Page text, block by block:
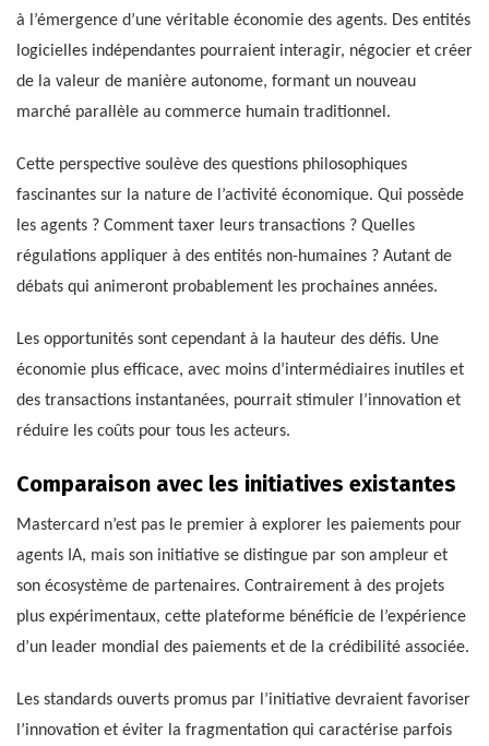
à l’émergence d’une véritable économie des agents. Des entités
logicielles indépendantes pourraient interagir, négocier et créer
de la valeur de manière autonome, formant un nouveau
marché parallèle au commerce humain traditionnel.
Cette perspective soulève des questions philosophiques
fascinantes sur la nature de l’activité économique. Qui possède
les agents ? Comment taxer leurs transactions ? Quelles
régulations appliquer à des entités non-humaines ? Autant de
débats qui animeront probablement les prochaines années.
Les opportunités sont cependant à la hauteur des défis. Une
économie plus efficace, avec moins d’intermédiaires inutiles et
des transactions instantanées, pourrait stimuler l’innovation et
réduire les coûts pour tous les acteurs.
Comparaison avec les initiatives existantes
Mastercard n’est pas le premier à explorer les paiements pour
agents IA, mais son initiative se distingue par son ampleur et
son écosystème de partenaires. Contrairement à des projets
plus expérimentaux, cette plateforme bénéficie de l’expérience
d’un leader mondial des paiements et de la crédibilité associée.
Les standards ouverts promus par l’initiative devraient favoriser
l’innovation et éviter la fragmentation qui caractérise parfois